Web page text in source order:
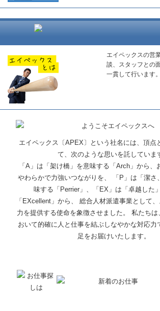
エイペックスの営
談、スタッフとの
一貫して行います。
エイペックス〔APEX〕という社名には、頂点
て、次のような思いを託していま
「A」は「架け橋」を意味する「Arch」から、
やわらかで力強いつながりを、 「P」は「潔さ
味する「Perrier」、「EX」は「卓越した
「EXcellent」から、 総合人材派遣事業として
力を提供する使命を象徴させました。 私たちは
おいて的確に人と仕事を結ぶしなやかな対応力
足をお届けいたします。